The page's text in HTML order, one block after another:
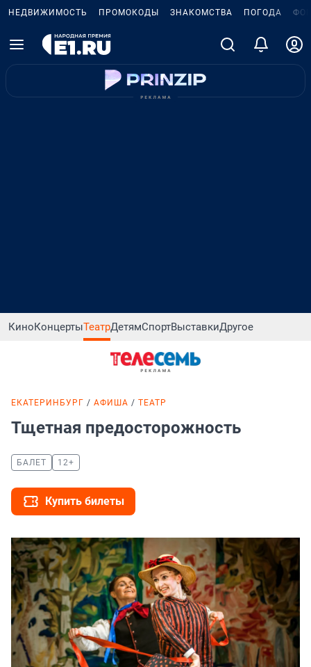
НЕДВИЖИМОСТЬ ПРОМОКОДЫ ЗНАКОМСТВА ПОГОДА
КиноКонцертыТеатрДетямСпортВыставкиДругое
ЕКАТЕРИНБУРГ АФИША ТЕАТР
Тщетная предосторожность
БАЛЕТ 12+
Купить билеты